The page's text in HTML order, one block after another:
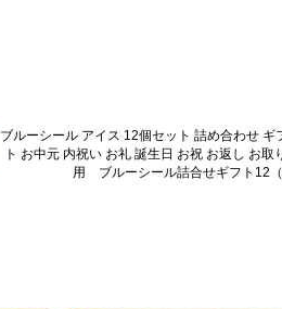
ブルーシール アイス 12個セット 詰め合わせ
ト お中元 内祝い お礼 誕生日 お祝 お返し お
用 ブルーシール詰合せギフト12（